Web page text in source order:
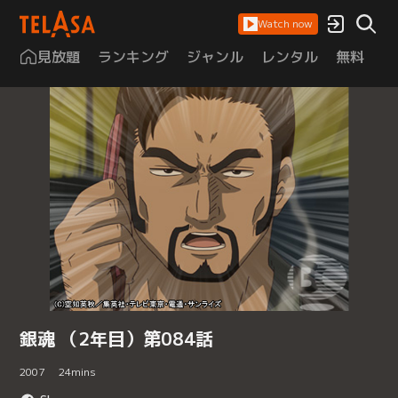
Watch now
見放題 ランキング ジャンル レンタル 無料
銀魂 （2年目）第084話
2007 24mins